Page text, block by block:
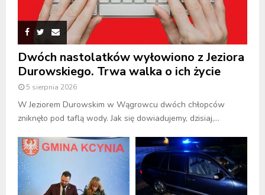
Dwóch nastolatków wyłowiono z Jeziora
Durowskiego. Trwa walka o ich życie
5 sierpnia 2026
W Jeziorem Durowskim w Wągrowcu dwóch chłopców
zniknęło pod taflą wody. Jak się dowiadujemy, dzisiaj,...